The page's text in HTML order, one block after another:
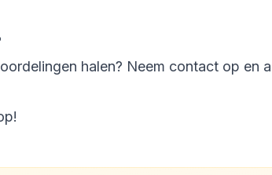
halen? Neem contact op en